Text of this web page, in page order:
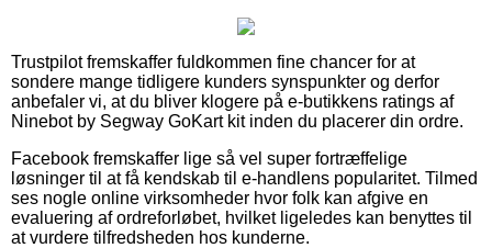
Trustpilot fremskaffer fuldkommen fine chancer for at
sondere mange tidligere kunders synspunkter og derfor
anbefaler vi, at du bliver klogere på e-butikkens ratings af
Ninebot by Segway GoKart kit inden du placerer din ordre.
Facebook fremskaffer lige så vel super fortræffelige
løsninger til at få kendskab til e-handlens popularitet. Tilmed
ses nogle online virksomheder hvor folk kan afgive en
evaluering af ordreforløbet, hvilket ligeledes kan benyttes til
at vurdere tilfredsheden hos kunderne.